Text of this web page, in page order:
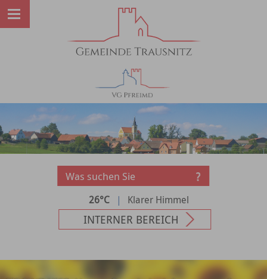
26°C | Klarer Himmel
INTERNER BEREICH